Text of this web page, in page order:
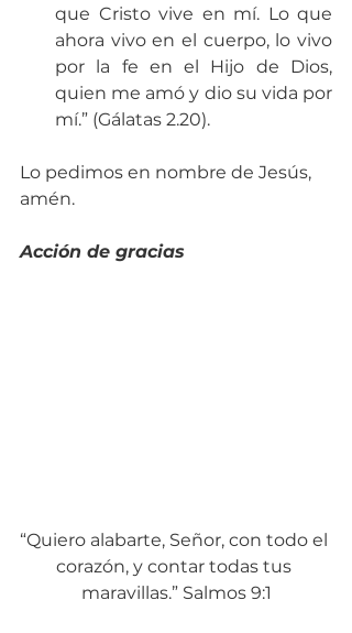
que Cristo vive en mí. Lo que
ahora vivo en el cuerpo, lo vivo
por la fe en el Hijo de Dios,
quien me amó y dio su vida por
mí.” (Gálatas 2.20).
Lo pedimos en nombre de Jesús,
amén.
Acción de gracias
“Quiero alabarte, Señor, con todo el
corazón, y contar todas tus
maravillas.” Salmos 9:1